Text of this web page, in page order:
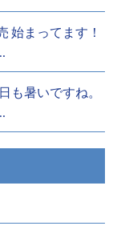
始まってます！
も暑いですね。